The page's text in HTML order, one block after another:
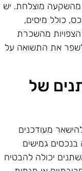
מהשקעה מוצלחת. יש
כולל מיסים,
הצפויות מהשכרת
את התשואה על
של
מעודכנים
גמישים
יכולה להבטיח